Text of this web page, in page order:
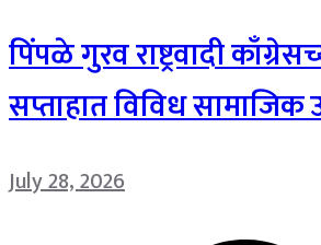
पिंपळे गुरव राष्ट्रवादी
सप्ताहात विविध सामाजिक
July 28, 2026